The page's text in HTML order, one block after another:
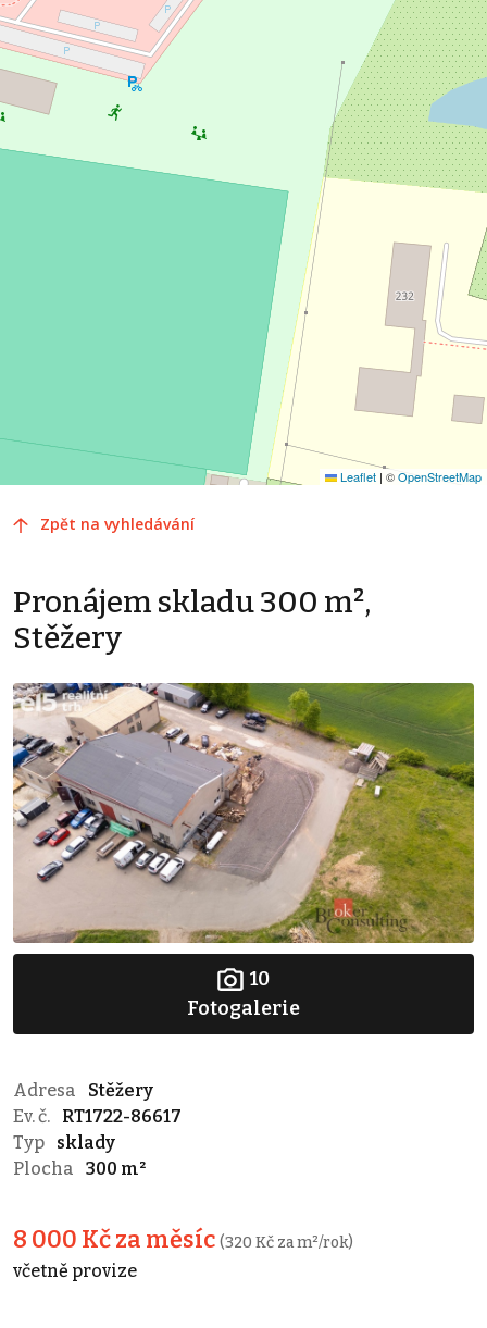
Leaflet | ©OpenStreetMap
Zpět na vyhledávání
Pronájem skladu 300 m²,
Stěžery
10
Fotogalerie
Adresa
Stěžery
Ev. č.
RT1722-86617
Typ
sklady
Plocha
300 m²
8 000 Kč za měsíc (320 Kč za m²/rok)
včetně provize